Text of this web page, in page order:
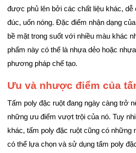
được phủ lên bởi các chất liệu khác, dễ
đúc, uốn nóng. Đặc điểm nhận dạng
bề mặt trong suốt với nhiều màu khác
phẩm này có thể là nhựa dẻo hoặc
phương pháp chế tạo.
Ưu và nhược điểm của
Tấm poly đặc ruột đang ngày càng trở
những ưu điểm vượt trội của nó. Tuy
khác, tấm poly đặc ruột cũng có
có thể lựa chọn và sử dụng tấm poly